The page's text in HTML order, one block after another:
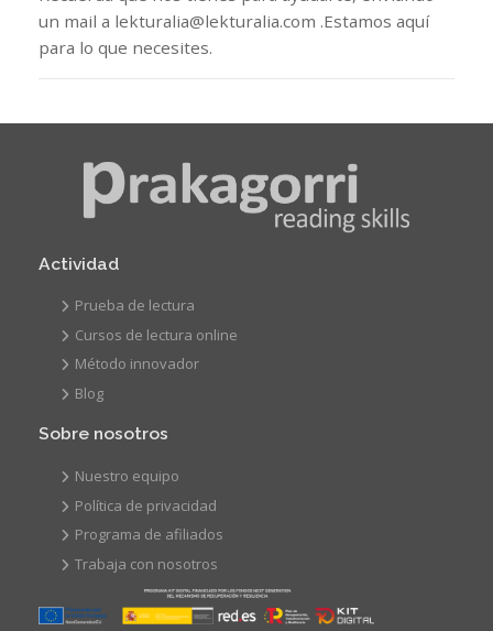
un mail a lekturalia@lekturalia.com .Estamos aquí
para lo que necesites.
Actividad
Prueba de lectura
Cursos de lectura online
Método innovador
Blog
Sobre nosotros
Nuestro equipo
Política de privacidad
Programa de afiliados
Trabaja con nosotros